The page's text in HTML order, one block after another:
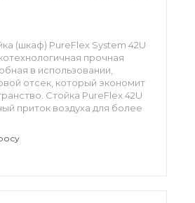
(шкаф) PureFlex System 42U
прочная
в использовании,
отсек, который экономит
Стойка PureFlex 42U
приток воздуха для более